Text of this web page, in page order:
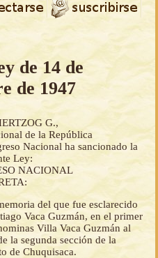
de 14 de
de 1947
G.,
de la República
Nacional ha sancionado la
Ley:
NACIONAL
del que fue esclarecido
Vaca Guzmán, en el primer
Villa Vaca Guzmán al
la segunda sección de la
de Chuquisaca.